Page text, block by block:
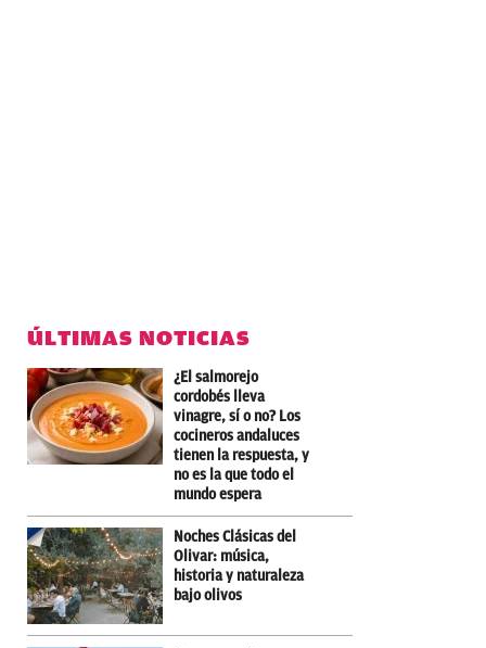
ÚLTIMAS NOTICIAS
¿El salmorejo
cordobés lleva
vinagre, sí o no? Los
cocineros andaluces
tienen la respuesta, y
no es la que todo el
mundo espera
Noches Clásicas del
Olivar: música,
historia y naturaleza
bajo olivos